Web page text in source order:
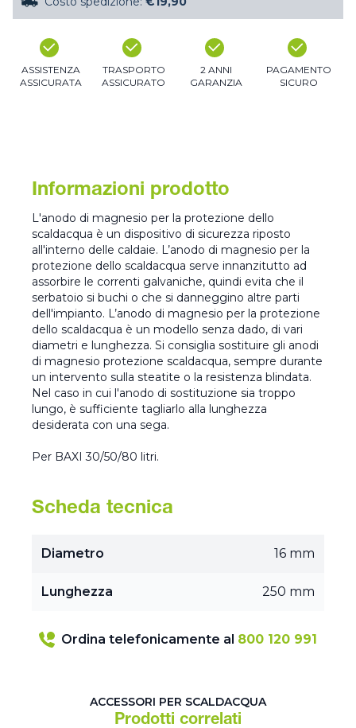
ASSISTENZA
ASSICURATA
TRASPORTO
ASSICURATO
2 ANNI
GARANZIA
PAGAMENTO
SICURO
Informazioni prodotto
L'anodo di magnesio per la protezione dello
scaldacqua è un dispositivo di sicurezza riposto
all'interno delle caldaie. L’anodo di magnesio per la
protezione dello scaldacqua serve innanzitutto ad
assorbire le correnti galvaniche, quindi evita che il
serbatoio si buchi o che si danneggino altre parti
dell'impianto. L’anodo di magnesio per la protezione
dello scaldacqua è un modello senza dado, di vari
diametri e lunghezza. Si consiglia sostituire gli anodi
di magnesio protezione scaldacqua, sempre durante
un intervento sulla steatite o la resistenza blindata.
Nel caso in cui l'anodo di sostituzione sia troppo
lungo, è sufficiente tagliarlo alla lunghezza
desiderata con una sega.
Per BAXI 30/50/80 litri.
Scheda tecnica
Diametro 16 mm
Lunghezza 250 mm
Ordina telefonicamente al 800 120 991
ACCESSORI PER SCALDACQUA
Prodotti correlati